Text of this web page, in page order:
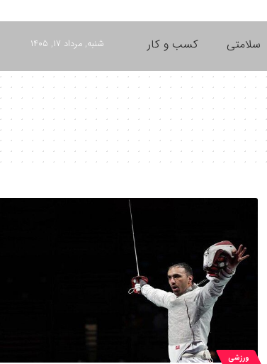
سلامتی کسب و کار شنبه, مرداد ۱۷, ۱۴۰۵
ورزشی